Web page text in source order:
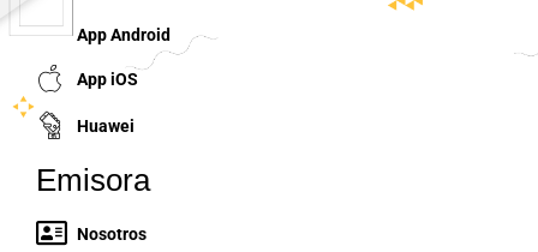
App Android
App iOS
Huawei
Emisora
Nosotros